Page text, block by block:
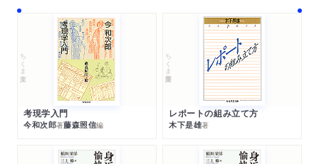
ちくま文庫
考現学入門
今和次郎著藤森照信編
ちくま学芸文庫
レポートの組み立て方
木下是雄著